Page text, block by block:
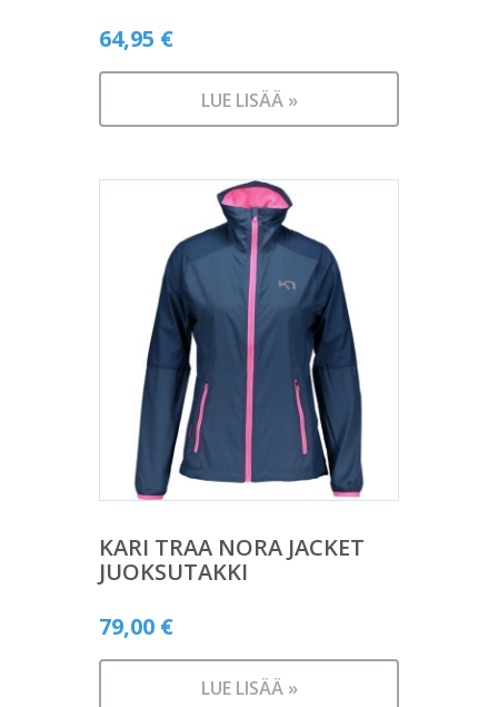
64,95 €
LUE LISÄÄ »
KARI TRAA NORA JACKET
JUOKSUTAKKI
79,00 €
LUE LISÄÄ »